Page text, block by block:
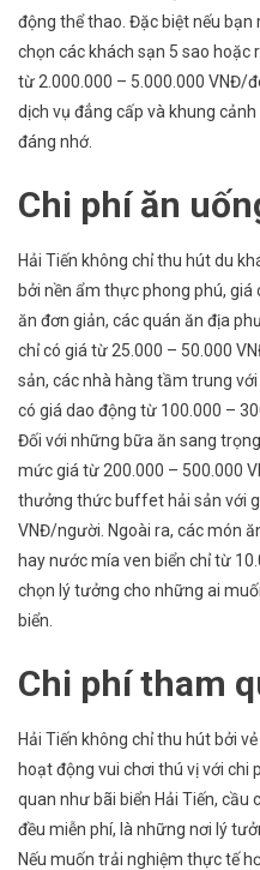
động thể thao. Đặc biệt nếu
chọn các khách sạn 5 sao hoặc
từ 2.000.000 – 5.000.000 VNĐ/
dịch vụ đẳng cấp và khung
đáng nhớ.
Chi phí ăn
Hải Tiến không chỉ thu hút du
bởi nền ẩm thực phong phú, giá
ăn đơn giản, các quán ăn địa
chỉ có giá từ 25.000 – 50.000
sản, các nhà hàng tầm trung
có giá dao động từ 100.000 –
Đối với những bữa ăn sang
mức giá từ 200.000 – 500.000
thưởng thức buffet hải sản với
VNĐ/người. Ngoài ra, các món
hay nước mía ven biển chỉ từ
chọn lý tưởng cho những ai
biển.
Chi phí tham
Hải Tiến không chỉ thu hút bởi
hoạt động vui chơi thú vị với chi
quan như bãi biển Hải Tiến,
đều miễn phí, là những nơi lý
Nếu muốn trải nghiệm thực tế